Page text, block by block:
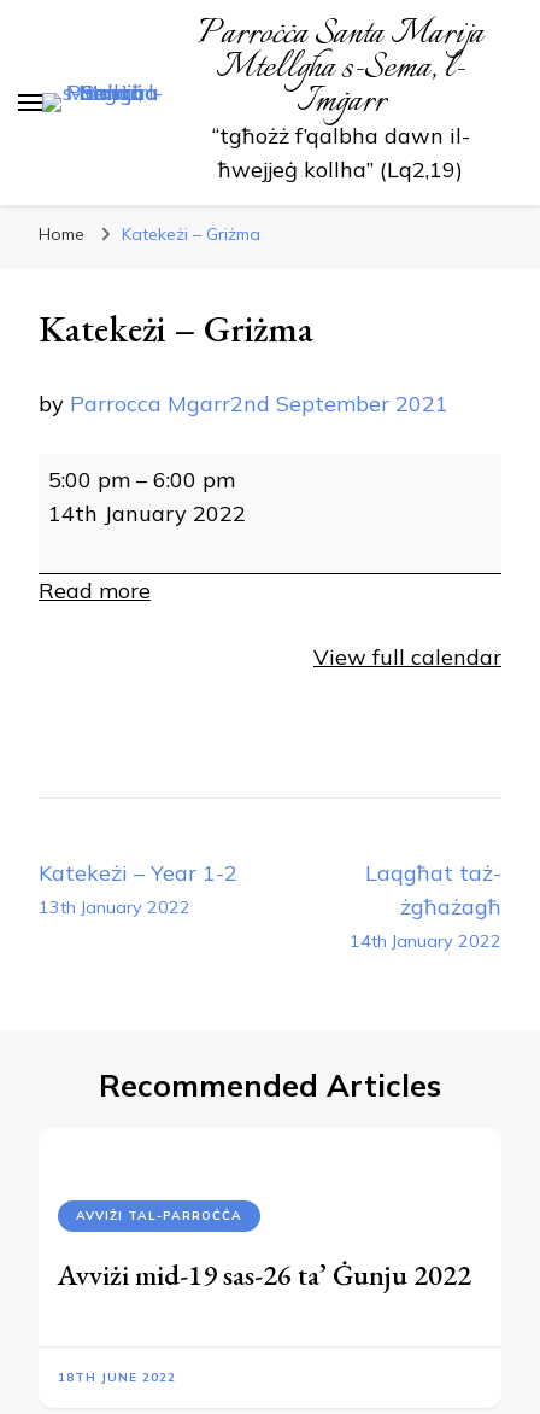
Parroċċa Santa Marija
Mtellgħa s-Sema, l-
Imġarr
“tgħożż f’qalbha dawn il-
ħwejjeġ kollha” (Lq2,19)
Home Katekeżi – Griżma
Katekeżi – Griżma
by Parrocca Mgarr2nd September 2021
Katekeżi
5:00 pm – 6:00 pm
14th January 2022
Read more
View full calendar
Post
Navigation
Katekeżi – Year 1-2
13th January 2022
Laqgħat taż-
żgħażagħ
14th January 2022
Recommended Articles
AVVIŻI TAL-PARROĊĊA
Avviżi mid-19 sas-26 ta’ Ġunju 2022
18TH JUNE 2022